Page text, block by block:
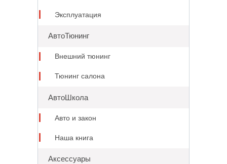
Эксплуатация
АвтоТюнинг
Внешний тюнинг
Тюнинг салона
АвтоШкола
Авто и закон
Наша книга
Аксессуары